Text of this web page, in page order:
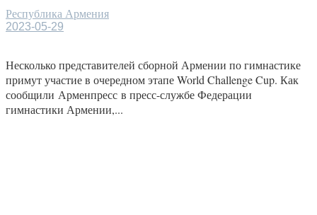
Республика Армения
2023-05-29
Несколько представителей сборной Армении по гимнастике
примут участие в очередном этапе World Challenge Cup. Как
сообщили Арменпресс в пресс-службе Федерации
гимнастики Армении,...